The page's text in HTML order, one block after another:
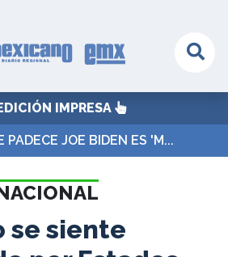
IMPRESA
PADECE JOE BIDEN ES 'M...
se siente